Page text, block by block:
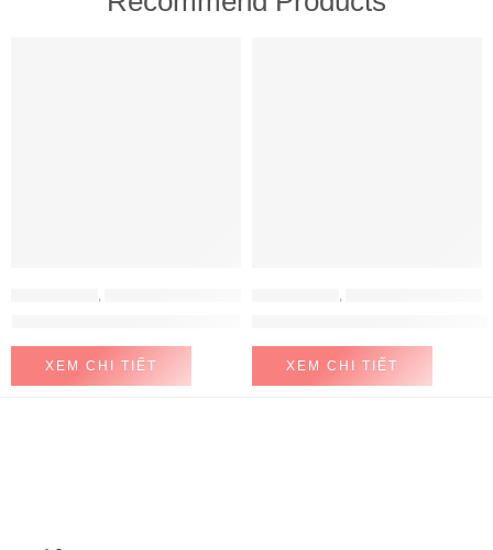
XEM CHI TIẾT XEM CHI TIẾT